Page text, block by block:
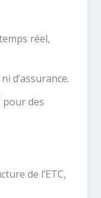
réel,
d’assurance.
pour des
de l’ETC,